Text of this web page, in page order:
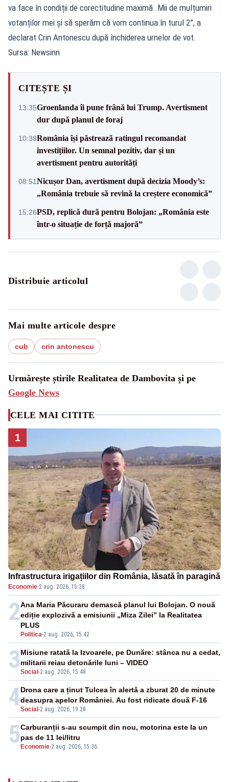
va face în condiții de corectitudine maximă. Mii de mulțumiri
votanților mei și să sperăm că vom continua în turul 2”, a
declarat Crin Antonescu după închiderea urnelor de vot.
Sursa: Newsinn
CITEȘTE ȘI
13:35Groenlanda îi pune frână lui Trump. Avertisment
dur după planul de foraj
10:38România își păstrează ratingul recomandat
investițiilor. Un semnal pozitiv, dar și un
avertisment pentru autorități
08:51Nicușor Dan, avertisment după decizia Moody’s:
„România trebuie să revină la creștere economică”
15:26PSD, replică dură pentru Bolojan: „România este
într-o situație de forță majoră”
Distribuie articolul
Mai multe articole despre
cub crin antonescu
Urmărește știrile Realitatea de Dambovita și pe
Google News
CELE MAI CITITE
1
Infrastructura irigațiilor din România, lăsată în paragină
Economie·2 aug. 2026, 15:38
2
Politica-2 aug. 2026, 15:42
Ana Maria Păcuraru demască planul lui Bolojan. O nouă
ediție explozivă a emisiunii „Miza Zilei” la Realitatea
PLUS
3Social -2 aug. 2026, 15:48
Misiune ratată la Izvoarele, pe Dunăre: stânca nu a cedat,
militarii reiau detonările luni – VIDEO
4Social -2 aug. 2026, 19:28
Drona care a ținut Tulcea în alertă a zburat 20 de minute
deasupra apelor României. Au fost ridicate două F-16
5 Economie-2 aug. 2026, 15:36
Carburanții s-au scumpit din nou, motorina este la un
pas de 11 lei/litru